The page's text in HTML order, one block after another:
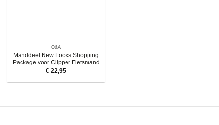
O&A
Manddeel New Looxs Shopping
Package voor Clipper Fietsmand
€ 22,95